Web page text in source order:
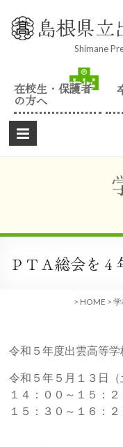
content 島根県立
Shimane
在校生・保護者
の方へ
ＰＴＡ総会を４
> HOME >
令和５年度出雲高等
令和５年５月１３日（
１４：００～１５：２
１５：３０～１６：２